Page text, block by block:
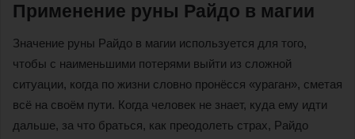
Применение руны Райдо в магии
Значение руны Райдо в магии используется для того,
чтобы с наименьшими потерями выйти из сложной
ситуации, когда по жизни словно пронёсся «ураган», сметая
всё на своём пути. Когда человек не знает, куда ему идти
дальше, за что браться, как преодолеть страх, Райдо